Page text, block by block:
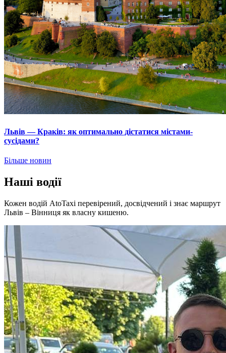
Львів — Краків: як оптимально дістатися містами-
сусідами?
Більше новин
Наші водії
Кожен водій AtoTaxi перевірений, досвідчений і знає маршрут
Львів – Вінниця як власну кишеню.